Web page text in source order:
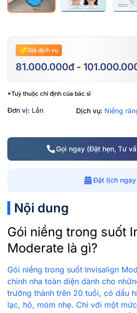
Giá dịch vụ
81.000.000đ -
*Tuỳ thuộc chỉ định của bác sĩ
Đơn vị: Lần Dịch vụ: Niềng
Gọi ngay (Đặt hẹn, Tư
Đặt lịch ngay
Nội dung
Gói niềng trong suốt
Moderate là gì?
Gói niềng trong suốt Invisalign
chỉnh nha toàn diện dành cho
trưởng thành trên 20 tuổi, có dấu
lạc, hô, móm nhẹ. Chỉ với một